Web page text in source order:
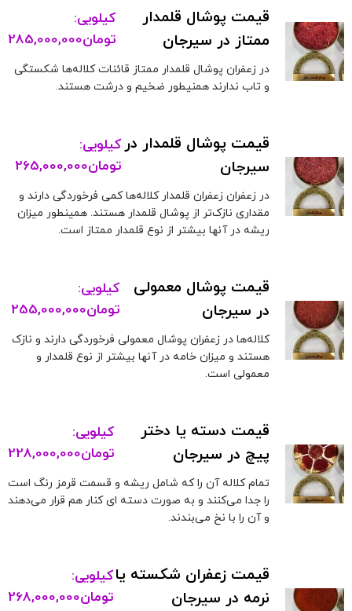
قیمت پوشال قلمدار
ممتاز در سیرجان
کیلویی:
تومان285,000,000
در زعفران پوشال قلمدار ممتاز قائنات کلاله‌ها شکستگی
و تاب ندارند همنیطور ضخیم و درشت هستند.
قیمت پوشال قلمدار در
سیرجان
کیلویی:
تومان265,000,000
در زعفران زعفران قلمدار کلاله‌ها کمی فرخوردگی دارند و
مقداری نازک‌تر از پوشال قلمدار هستند. همینطور میزان
ریشه در آنها بیشتر از نوع قلمدار ممتاز است.
قیمت پوشال معمولی
در سیرجان
کیلویی:
تومان255,000,000
کلاله‌ها در زعفران پوشال معمولی فرخوردگی دارند و نازک
هستند و میزان خامه در آنها بیشتر از نوع قلمدار و
معمولی است.
قیمت دسته یا دختر
پیچ در سیرجان
کیلویی:
تومان228,000,000
تمام کلاله آن را که شامل ریشه و قسمت قرمز رنگ است
را جدا می‌کنند و به صورت دسته ای کنار هم قرار می‌دهند
و آن را با نخ می‌بندند.
قیمت زعفران شکسته یا
نرمه در سیرجان
کیلویی:
تومان268,000,000